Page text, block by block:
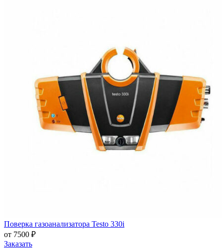
Поверка газоанализатора Testo 330i
от 7500 ₽
Заказать